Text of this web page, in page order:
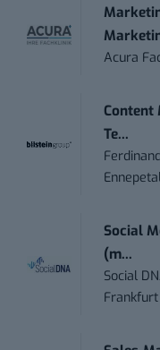
Acura
Content
Te...
Social
(m...
Social